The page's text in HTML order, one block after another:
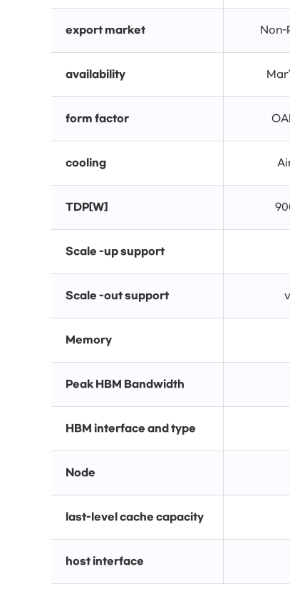
export market Non-
availability
form factor
cooling
TDP[W]
Scale -up support
Scale -out support
Memory
Peak HBM Bandwidth
HBM interface and type
Node
last-level cache capacity
host interface